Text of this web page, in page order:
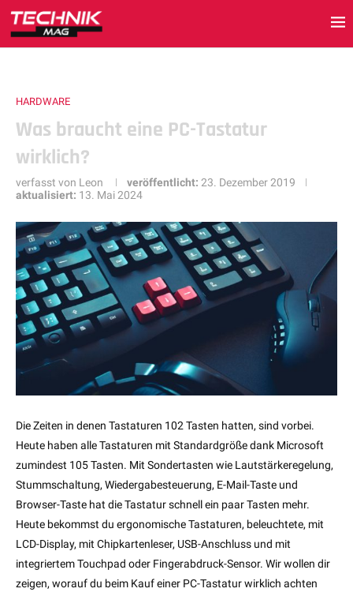
HARDWARE
Was braucht eine PC-Tastatur
wirklich?
verfasst von Leon veröffentlicht: 23. Dezember 2019
aktualisiert: 13. Mai 2024
Die Zeiten in denen Tastaturen 102 Tasten hatten, sind vorbei.
Heute haben alle Tastaturen mit Standardgröße dank Microsoft
zumindest 105 Tasten. Mit Sondertasten wie Lautstärkeregelung,
Stummschaltung, Wiedergabesteuerung, E-Mail-Taste und
Browser-Taste hat die Tastatur schnell ein paar Tasten mehr.
Heute bekommst du ergonomische Tastaturen, beleuchtete, mit
LCD-Display, mit Chipkartenleser, USB-Anschluss und mit
integriertem Touchpad oder Fingerabdruck-Sensor. Wir wollen dir
zeigen, worauf du beim Kauf einer PC-Tastatur wirklich achten